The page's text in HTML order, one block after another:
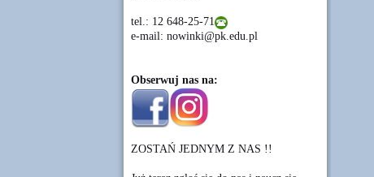
tel.: 12 648-25-71
e-mail: nowinki@pk.edu.pl
Obserwuj nas na:
ZOSTAŃ JEDNYM Z NAS !!